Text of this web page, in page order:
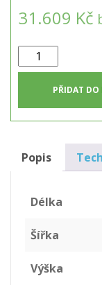
31.609 Kč
Dvouplášťová
hranatá
množství
PŘIDAT DO
Popis
Délka
Šířka
Výška